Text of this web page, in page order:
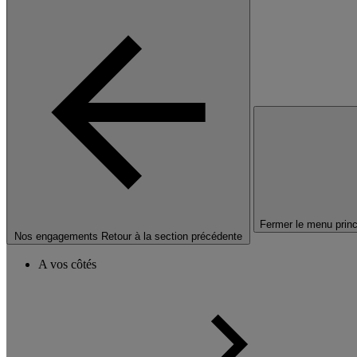
Nos engagements Retour à la section précédente
Fermer le menu
A vos côtés